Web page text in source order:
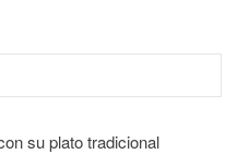
su plato tradicional